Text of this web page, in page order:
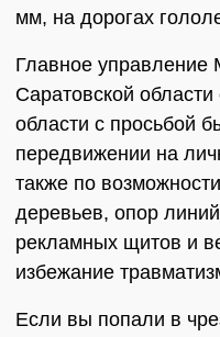
мм, на дорогах
Главное
Саратовской
области с просьбой
передвижении на
также по
деревьев, опор
рекламных щитов и
избежание
Если вы попали в